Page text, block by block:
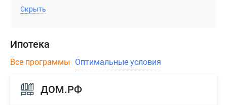
Скрыть
Ипотека
Все программы Оптимальные условия
ДОМ.РФ